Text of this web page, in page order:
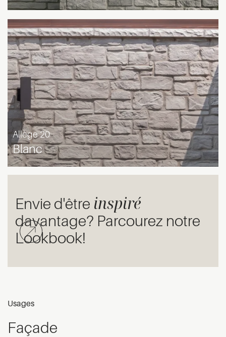
Allège 20
Blanc
Envie d'être inspiré
davantage? Parcourez notre
Lookbook!
Usages
Façade